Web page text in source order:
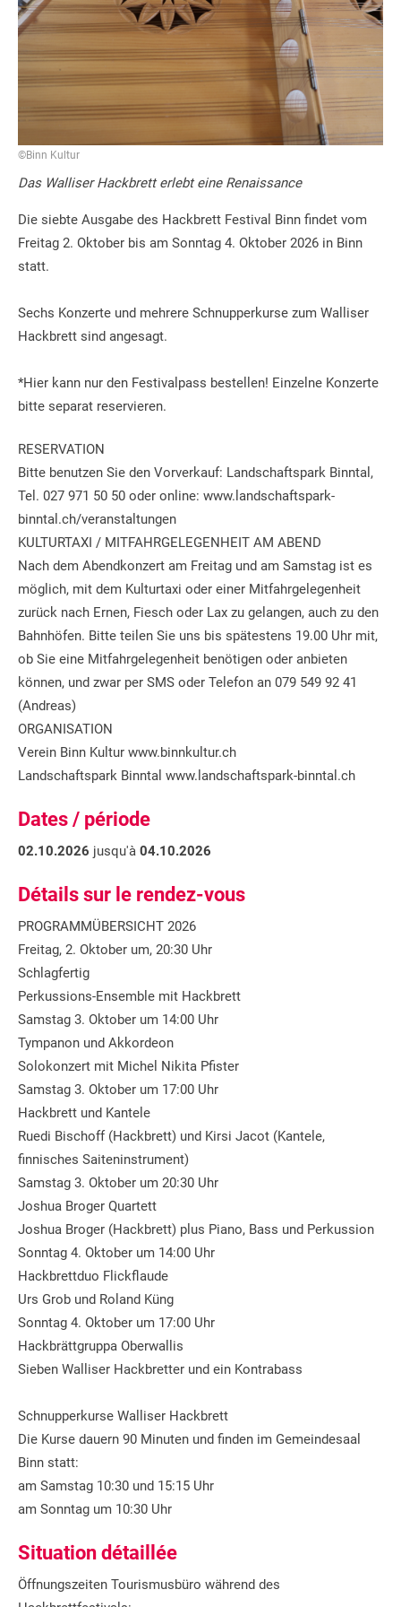
©Binn Kultur
Das Walliser Hackbrett erlebt eine Renaissance
Die siebte Ausgabe des Hackbrett Festival Binn findet vom
Freitag 2. Oktober bis am Sonntag 4. Oktober 2026 in Binn
statt.
Sechs Konzerte und mehrere Schnupperkurse zum Walliser
Hackbrett sind angesagt.
*Hier kann nur den Festivalpass bestellen! Einzelne Konzerte
bitte separat reservieren.
RESERVATION
Bitte benutzen Sie den Vorverkauf: Landschaftspark Binntal,
Tel. 027 971 50 50 oder online: www.landschaftspark-
binntal.ch/veranstaltungen
KULTURTAXI / MITFAHRGELEGENHEIT AM ABEND
Nach dem Abendkonzert am Freitag und am Samstag ist es
möglich, mit dem Kulturtaxi oder einer Mitfahrgelegenheit
zurück nach Ernen, Fiesch oder Lax zu gelangen, auch zu den
Bahnhöfen. Bitte teilen Sie uns bis spätestens 19.00 Uhr mit,
ob Sie eine Mitfahrgelegenheit benötigen oder anbieten
können, und zwar per SMS oder Telefon an 079 549 92 41
(Andreas)
ORGANISATION
Verein Binn Kultur www.binnkultur.ch
Landschaftspark Binntal www.landschaftspark-binntal.ch
Dates / période
02.10.2026 jusqu'à 04.10.2026
Détails sur le rendez-vous
PROGRAMMÜBERSICHT 2026
Freitag, 2. Oktober um, 20:30 Uhr
Schlagfertig
Perkussions-Ensemble mit Hackbrett
Samstag 3. Oktober um 14:00 Uhr
Tympanon und Akkordeon
Solokonzert mit Michel Nikita Pfister
Samstag 3. Oktober um 17:00 Uhr
Hackbrett und Kantele
Ruedi Bischoff (Hackbrett) und Kirsi Jacot (Kantele,
finnisches Saiteninstrument)
Samstag 3. Oktober um 20:30 Uhr
Joshua Broger Quartett
Joshua Broger (Hackbrett) plus Piano, Bass und Perkussion
Sonntag 4. Oktober um 14:00 Uhr
Hackbrettduo Flickflaude
Urs Grob und Roland Küng
Sonntag 4. Oktober um 17:00 Uhr
Hackbrättgruppa Oberwallis
Sieben Walliser Hackbretter und ein Kontrabass
Schnupperkurse Walliser Hackbrett
Die Kurse dauern 90 Minuten und finden im Gemeindesaal
Binn statt:
am Samstag 10:30 und 15:15 Uhr
am Sonntag um 10:30 Uhr
Situation détaillée
Öffnungszeiten Tourismusbüro während des